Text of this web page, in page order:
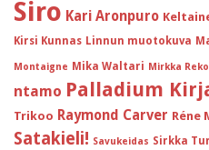
Siro Kari Aronpuro
Kirsi Kunnas Linnun muotokuva
Montaigne Mika Waltari Mirkka
ntamo Palladium
Trikoo Raymond Carver Réne
Satakieli! Savukeidas Sirkka